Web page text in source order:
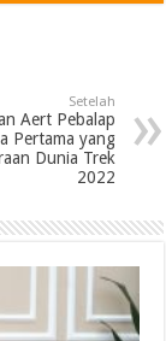
Setelah
Aert Pebalap
Pertama yang
Dunia Trek
2022